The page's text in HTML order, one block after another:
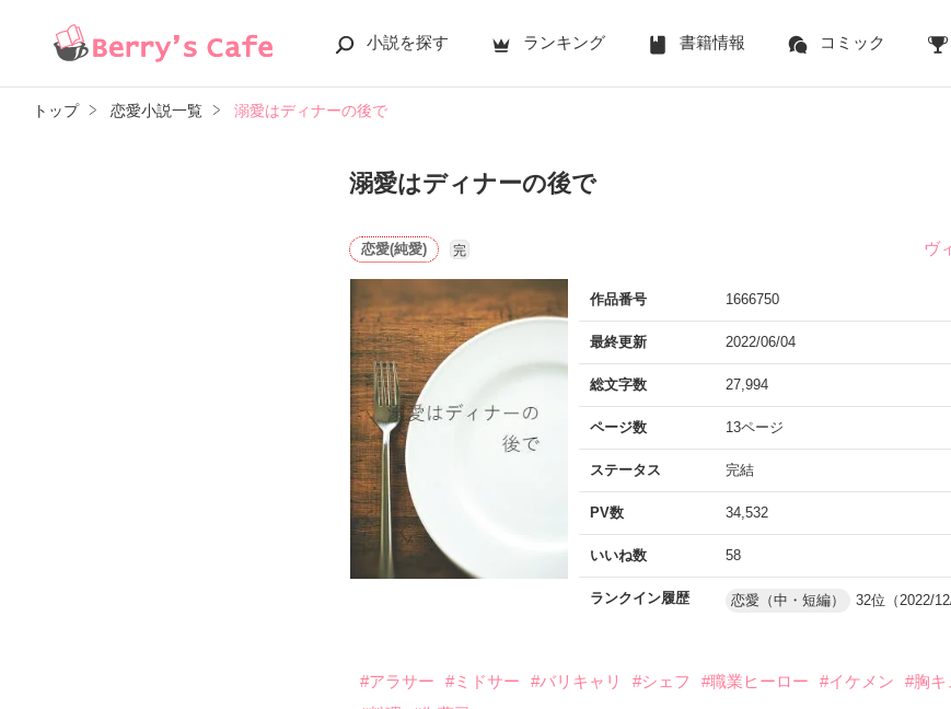
小説を探す ランキング 書籍情報 コミック
トップ 恋愛小説一覧 溺愛はディナーの後で
溺愛はディナーの後で
恋愛(純愛) 完 ヴ
作品番号 1666750
最終更新 2022/06/04
総文字数 27,994
ページ数 13ページ
ステータス 完結
PV数 34,532
いいね数 58
ランクイン履歴 恋愛（中・短編） 32位（2022/12/
#アラサー #ミドサー #バリキャリ #シェフ #職業ヒーロー #イケメン #胸キ